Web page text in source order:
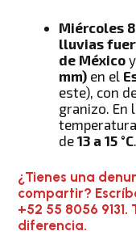
Miércoles
lluvias
de México y
mm) en el
este), con
granizo. En
de13 a 15 °C
¿Tienes una
compartir?
+52 55 8056
diferencia.